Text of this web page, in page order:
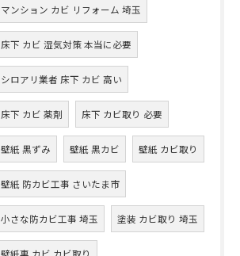
マンション カビ リフォーム 埼玉
床下 カビ 湿気対策 本当に必要
シロアリ業者 床下 カビ 高い
床下 カビ 薬剤 床下 カビ取り 必要
壁紙 黒ずみ 壁紙 黒カビ 壁紙 カビ取り
壁紙 防カビ工事 さいたま市
小さな防カビ工事 埼玉 塗装 カビ取り 埼玉